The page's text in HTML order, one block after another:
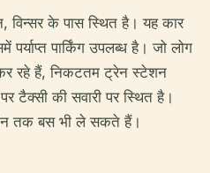
विन्सर के पास स्थित है। यह कार
पार्किंग उपलब्ध है। जो लोग
कर रहे हैं, निकटतम ट्रेन स्टेशन
टैक्सी की सवारी पर स्थित है।
तक बस भी ले सकते हैं।